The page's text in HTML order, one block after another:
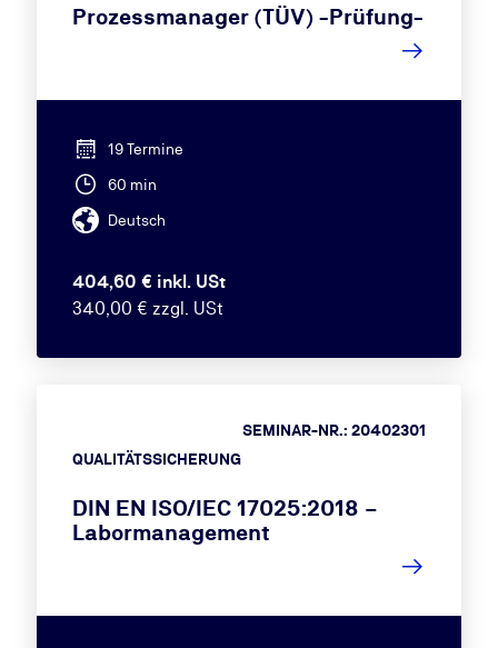
Prozessmanager (TÜV) -Prüfung-
19 Termine
60 min
Deutsch
404,60 € inkl. USt
340,00 € zzgl. USt
QUALITÄTSSICHERUNG
SEMINAR-NR.: 20402301
DIN EN ISO/IEC 17025:2018 –
Labormanagement